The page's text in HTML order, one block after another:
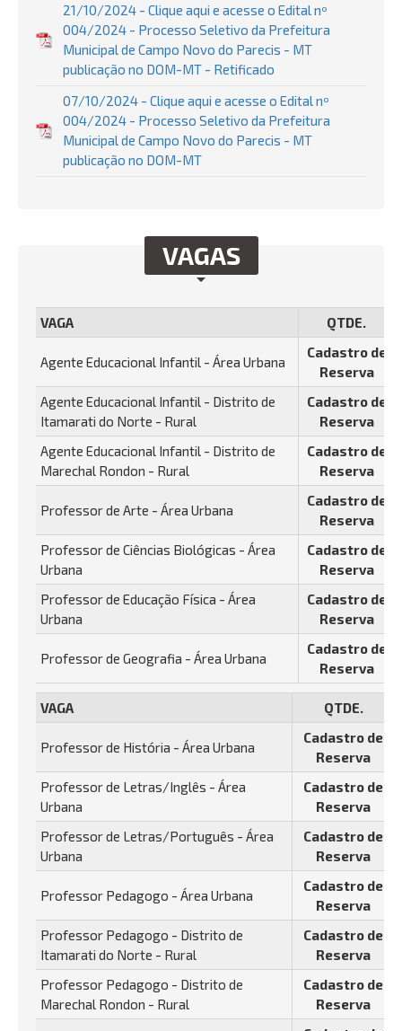
21/10/2024 - Clique aqui e acesse o Edital nº
004/2024 - Processo Seletivo da Prefeitura
Municipal de Campo Novo do Parecis - MT
publicação no DOM-MT - Retificado
07/10/2024 - Clique aqui e acesse o Edital nº
004/2024 - Processo Seletivo da Prefeitura
Municipal de Campo Novo do Parecis - MT
publicação no DOM-MT
VAGAS
VAGA QTDE.
Agente Educacional Infantil - Área Urbana
Cadastro de
Reserva
Agente Educacional Infantil - Distrito de
Itamarati do Norte - Rural
Cadastro de
Reserva
Agente Educacional Infantil - Distrito de
Marechal Rondon - Rural
Cadastro de
Reserva
Professor de Arte - Área Urbana
Cadastro de
Reserva
Professor de Ciências Biológicas - Área
Urbana
Cadastro de
Reserva
Professor de Educação Física - Área
Urbana
Cadastro de
Reserva
Professor de Geografia - Área Urbana
Cadastro de
Reserva
VAGA QTDE.
Professor de História - Área Urbana
Cadastro de
Reserva
Professor de Letras/Inglês - Área
Urbana
Cadastro de
Reserva
Professor de Letras/Português - Área
Urbana
Cadastro de
Reserva
Professor Pedagogo - Área Urbana
Cadastro de
Reserva
Professor Pedagogo - Distrito de
Itamarati do Norte - Rural
Cadastro de
Reserva
Professor Pedagogo - Distrito de
Marechal Rondon - Rural
Cadastro de
Reserva